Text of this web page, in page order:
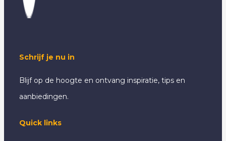
Schrijf je nu in
Blijf op de hoogte en ontvang inspiratie, tips en
aanbiedingen.
Quick links